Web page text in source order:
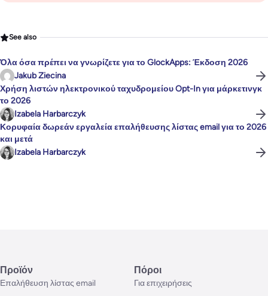
See also
Όλα όσα πρέπει να γνωρίζετε για το GlockApps: Έκδοση 2026
Jakub Ziecina
Χρήση λιστών ηλεκτρονικού ταχυδρομείου Opt-In για μάρκετινγκ
το 2026
Izabela Harbarczyk
Κορυφαία δωρεάν εργαλεία επαλήθευσης λίστας email για το 2026
και μετά
Izabela Harbarczyk
Προϊόν
Επαλήθευση λίστας email
Πόροι
Για επιχειρήσεις